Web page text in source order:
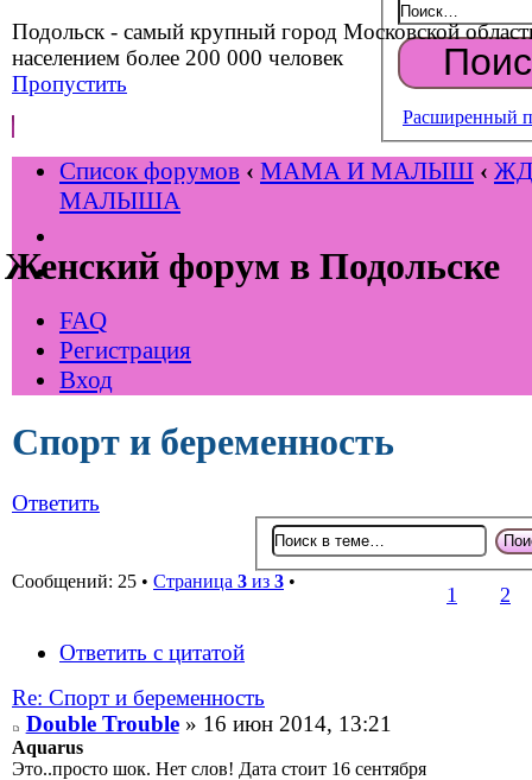
Подольск - самый крупный город Московской
населением более 200 000 человек
Пропустить
Женский форум в Подольске
Расширенный
Список форумов ‹ МАМА И МАЛЫШ ‹
МАЛЫША
FAQ
Регистрация
Вход
Спорт и беременность
Ответить
Сообщений: 25 • Страница 3 из 3 •
1 2
Ответить с цитатой
Re: Спорт и беременность
Double Trouble» 16 июн 2014, 13:21
Aquarus
Это..просто шок. Нет слов! Дата стоит 16 сентября